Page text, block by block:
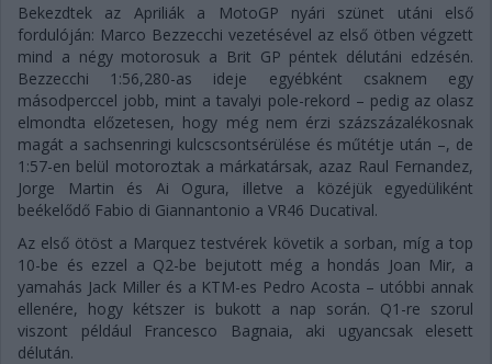
Bekezdtek az Apriliák a MotoGP nyári szünet utáni első
fordulóján: Marco Bezzecchi vezetésével az első ötben végzett
mind a négy motorosuk a Brit GP péntek délutáni edzésén.
Bezzecchi 1:56,280-as ideje egyébként csaknem egy
másodperccel jobb, mint a tavalyi pole-rekord – pedig az olasz
elmondta előzetesen, hogy még nem érzi százszázalékosnak
magát a sachsenringi kulcscsontsérülése és műtétje után –, de
1:57-en belül motoroztak a márkatársak, azaz Raul Fernandez,
Jorge Martin és Ai Ogura, illetve a közéjük egyedüliként
beékelődő Fabio di Giannantonio a VR46 Ducatival.
Az első ötöst a Marquez testvérek követik a sorban, míg a top
10-be és ezzel a Q2-be bejutott még a hondás Joan Mir, a
yamahás Jack Miller és a KTM-es Pedro Acosta – utóbbi annak
ellenére, hogy kétszer is bukott a nap során. Q1-re szorul
viszont például Francesco Bagnaia, aki ugyancsak elesett
délután.